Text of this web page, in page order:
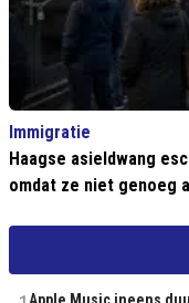
Immigratie
Haagse asieldwang
omdat ze niet genoeg